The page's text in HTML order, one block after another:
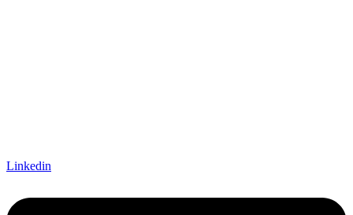
Linkedin